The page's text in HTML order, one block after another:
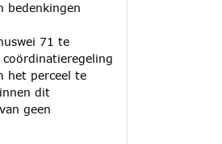
bedenkingen
71 te
het perceel te
dit
geen